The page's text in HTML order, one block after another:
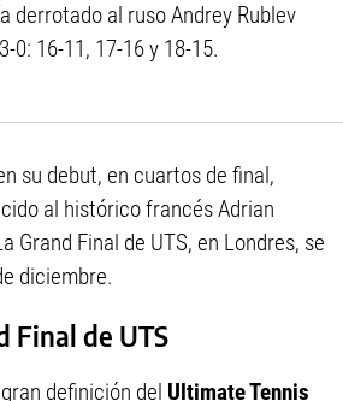
derrotado al ruso Andrey Rublev
0: 16-11, 17-16 y 18-15.
su debut, en cuartos de final,
al histórico francés Adrian
Grand Final de UTS, en Londres, se
diciembre.
Final de UTS
definición del Ultimate Tennis